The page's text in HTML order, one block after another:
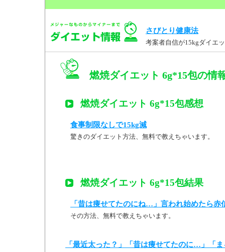
さびとり健康法
考案者自信が15kgダイエ
燃焼ダイエット 6g*15包の情
燃焼ダイエット 6g*15包感想
食事制限なしで15kg減
驚きのダイエット方法、無料で教えちゃいます。
燃焼ダイエット 6g*15包結果
「昔は痩せてたのにね…」言われ始めたら
その方法、無料で教えちゃいます。
「最近太った？」「昔は痩せてたのに…」「